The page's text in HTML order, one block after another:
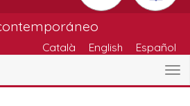
Català English Español